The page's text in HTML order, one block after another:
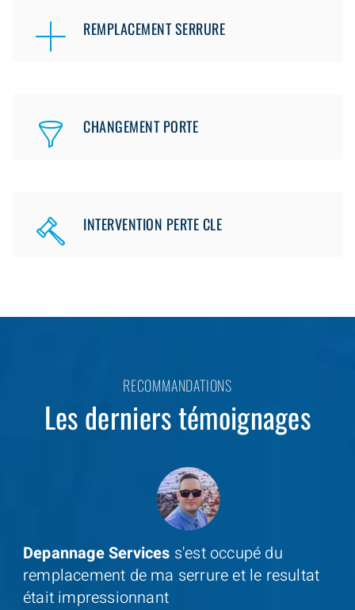
REMPLACEMENT SERRURE
CHANGEMENT PORTE
INTERVENTION PERTE CLE
RECOMMANDATIONS
Les derniers témoignages
Depannage Servicess'est occupé du
remplacement de ma serrure et le resultat
était impressionnant